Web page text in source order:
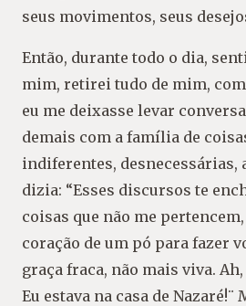
seus movimentos, seus
Então, durante todo o dia,
mim, retirei tudo de mim,
eu me deixasse levar
demais com a família de
indiferentes, desnecessárias,
dizia: “Esses discursos te
coisas que não me
coração de um pó para fazer
graça fraca, não mais viva.
Eu estava na casa de